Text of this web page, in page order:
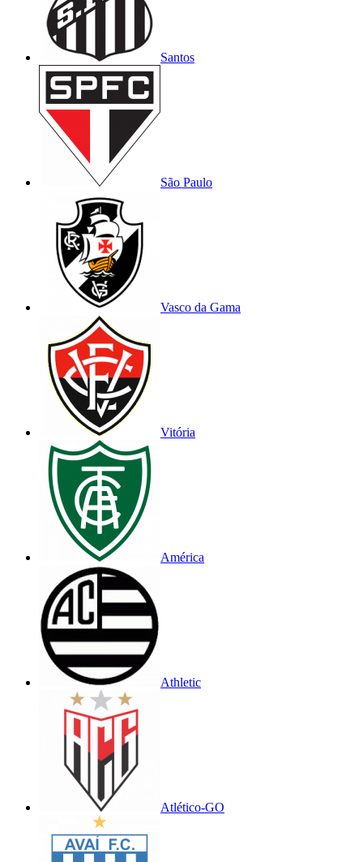
Santos
São Paulo
Vasco da Gama
Vitória
América
Athletic
Atlético-GO